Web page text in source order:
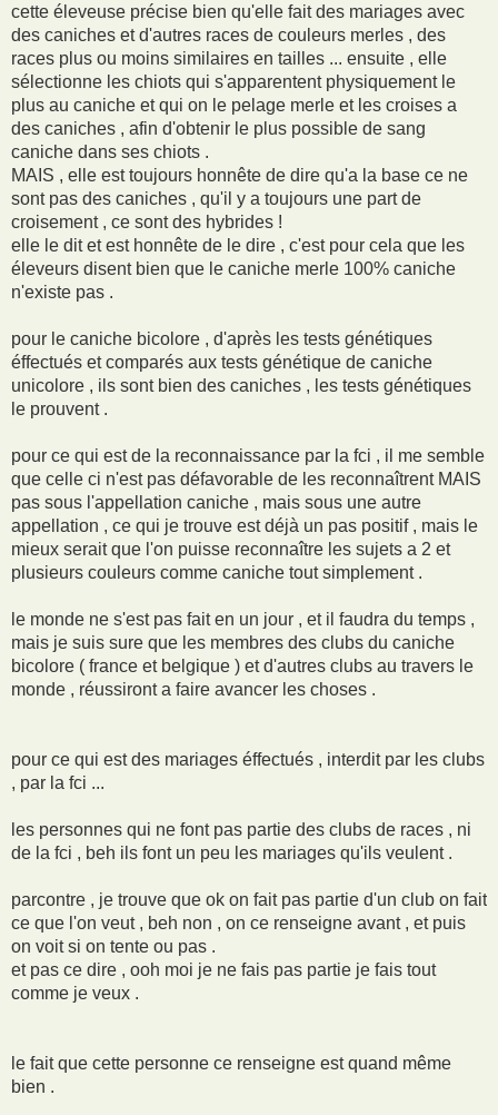
cette éleveuse précise bien qu'elle fait des mariages avec
des caniches et d'autres races de couleurs merles , des
races plus ou moins similaires en tailles ... ensuite , elle
sélectionne les chiots qui s'apparentent physiquement le
plus au caniche et qui on le pelage merle et les croises a
des caniches , afin d'obtenir le plus possible de sang
caniche dans ses chiots .
MAIS , elle est toujours honnête de dire qu'a la base ce ne
sont pas des caniches , qu'il y a toujours une part de
croisement , ce sont des hybrides !
elle le dit et est honnête de le dire , c'est pour cela que les
éleveurs disent bien que le caniche merle 100% caniche
n'existe pas .
pour le caniche bicolore , d'après les tests génétiques
éffectués et comparés aux tests génétique de caniche
unicolore , ils sont bien des caniches , les tests génétiques
le prouvent .
pour ce qui est de la reconnaissance par la fci , il me semble
que celle ci n'est pas défavorable de les reconnaîtrent MAIS
pas sous l'appellation caniche , mais sous une autre
appellation , ce qui je trouve est déjà un pas positif , mais le
mieux serait que l'on puisse reconnaître les sujets a 2 et
plusieurs couleurs comme caniche tout simplement .
le monde ne s'est pas fait en un jour , et il faudra du temps ,
mais je suis sure que les membres des clubs du caniche
bicolore ( france et belgique ) et d'autres clubs au travers le
monde , réussiront a faire avancer les choses .
pour ce qui est des mariages éffectués , interdit par les clubs
, par la fci ...
les personnes qui ne font pas partie des clubs de races , ni
de la fci , beh ils font un peu les mariages qu'ils veulent .
parcontre , je trouve que ok on fait pas partie d'un club on fait
ce que l'on veut , beh non , on ce renseigne avant , et puis
on voit si on tente ou pas .
et pas ce dire , ooh moi je ne fais pas partie je fais tout
comme je veux .
le fait que cette personne ce renseigne est quand même
bien .